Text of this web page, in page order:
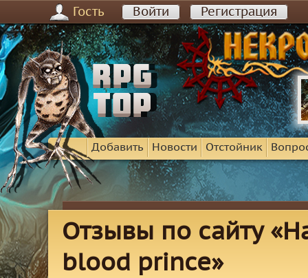
Гость Войти Регистрация
Добавить Новости Отстойник
Отзывы по сайту
blood prince»